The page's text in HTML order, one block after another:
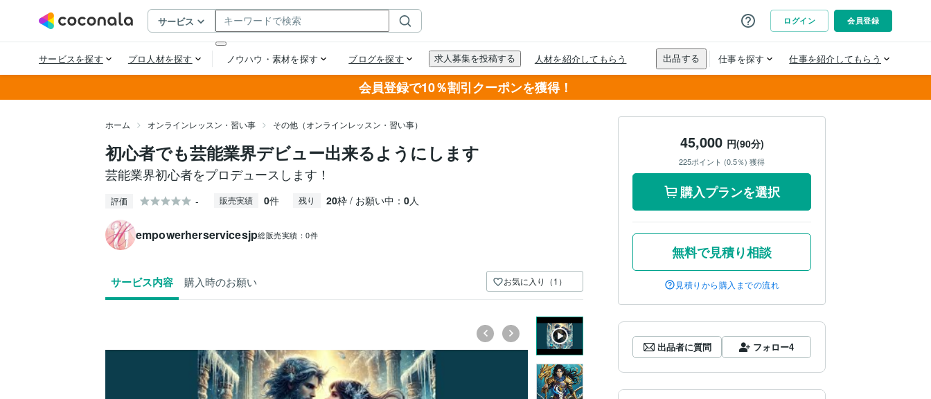
会員登録で10％割引クーポンを獲得！
ホーム オンラインレッスン・習い事 その他（オンラインレッスン・習い事）
初心者でも芸能業界デビュー出来るようにします
芸能業界初心者をプロデュースします！
評価 - 販売実績 0件 残り 20枠 / お願い中： 0人
empowerherservicesjp総販売実績： 0件
サービス内容 購入時のお願い お気に入り（1）
45,000 円(90分)
225ポイント (0.5％) 獲得
購入プランを選択
無料で見積り相談
見積りから購入までの流れ
出品者に質問 フォロー4